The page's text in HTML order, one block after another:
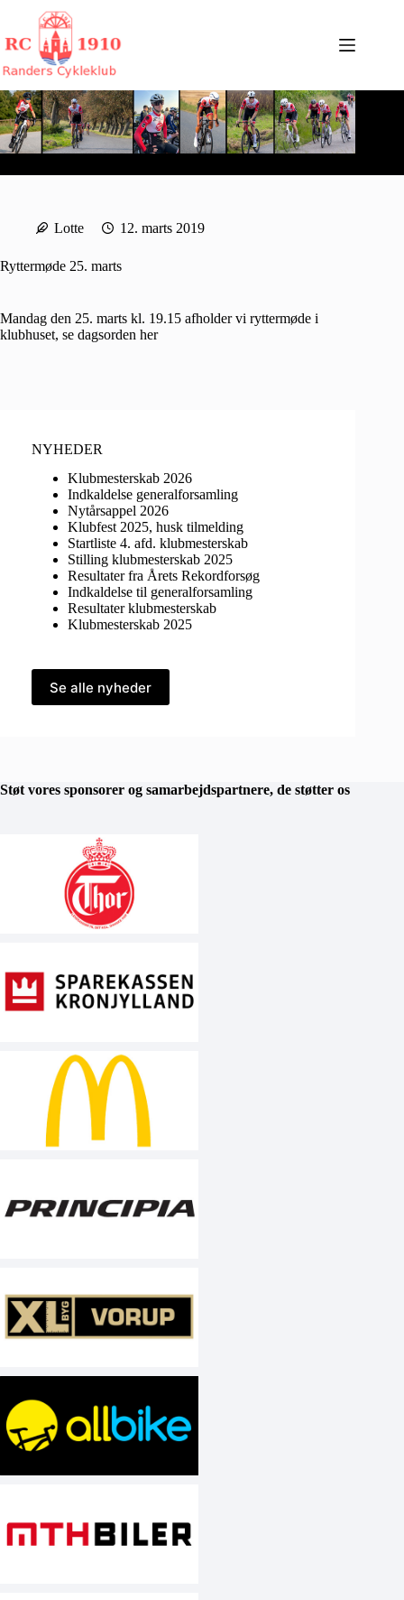
indhold
Lotte 12. marts 2019
Ryttermøde 25. marts
Mandag den 25. marts kl. 19.15 afholder vi ryttermøde i
klubhuset, se dagsorden her
NYHEDER
Klubmesterskab 2026
Indkaldelse generalforsamling
Nytårsappel 2026
Klubfest 2025, husk tilmelding
Startliste 4. afd. klubmesterskab
Stilling klubmesterskab 2025
Resultater fra Årets Rekordforsøg
Indkaldelse til generalforsamling
Resultater klubmesterskab
Klubmesterskab 2025
Se alle nyheder
Støt vores sponsorer og samarbejdspartnere, de støtter os